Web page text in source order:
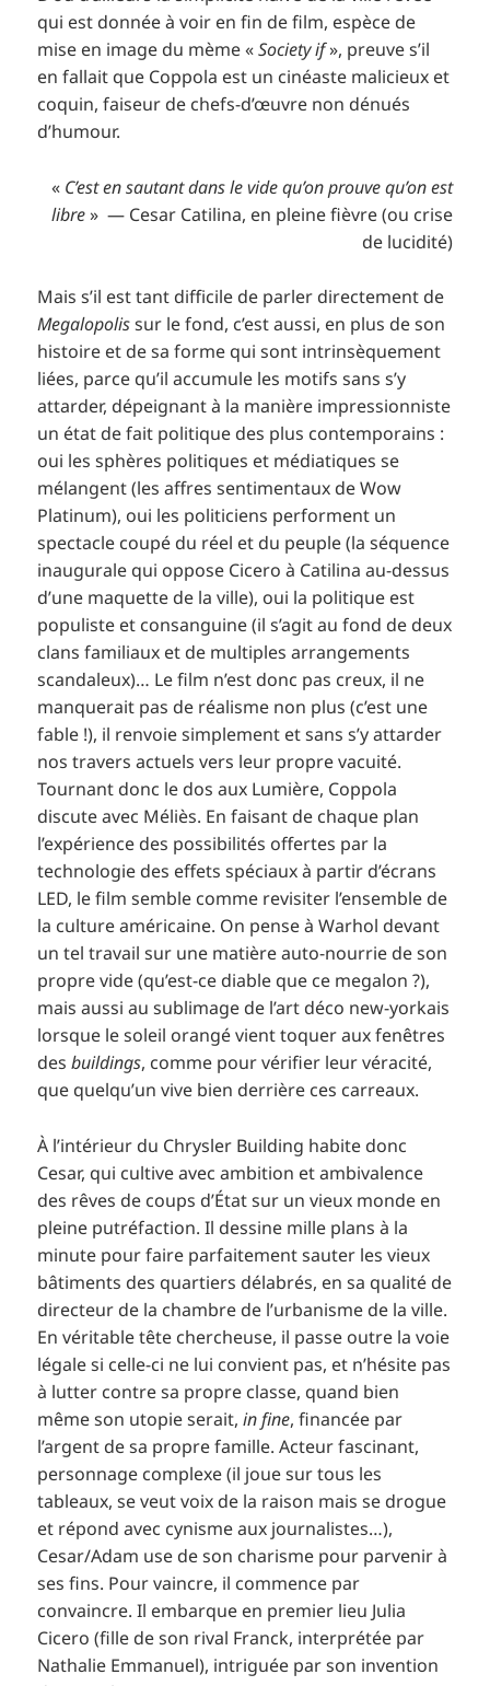
qui est donnée à voir en fin de film, espèce de
mise en image du mème «Society if», preuve s’il
en fallait que Coppola est un cinéaste malicieux et
coquin, faiseur de chefs-d’œuvre non dénués
d’humour.
« C’est en sautant dans le vide qu’on prouve qu’on est
libre» — Cesar Catilina, en pleine fièvre (ou crise
de lucidité)
Mais s’il est tant difficile de parler directement de
Megalopolissur le fond, c’est aussi, en plus de son
histoire et de sa forme qui sont intrinsèquement
liées, parce qu’il accumule les motifs sans s’y
attarder, dépeignant à la manière impressionniste
un état de fait politique des plus contemporains :
oui les sphères politiques et médiatiques se
mélangent (les affres sentimentaux de Wow
Platinum), oui les politiciens performent un
spectacle coupé du réel et du peuple (la séquence
inaugurale qui oppose Cicero à Catilina au-dessus
d’une maquette de la ville), oui la politique est
populiste et consanguine (il s’agit au fond de deux
clans familiaux et de multiples arrangements
scandaleux)… Le film n’est donc pas creux, il ne
manquerait pas de réalisme non plus (c’est une
fable !), il renvoie simplement et sans s’y attarder
nos travers actuels vers leur propre vacuité.
Tournant donc le dos aux Lumière, Coppola
discute avec Méliès. En faisant de chaque plan
l’expérience des possibilités offertes par la
technologie des effets spéciaux à partir d’écrans
LED, le film semble comme revisiter l’ensemble de
la culture américaine. On pense à Warhol devant
un tel travail sur une matière auto-nourrie de son
propre vide (qu’est-ce diable que ce megalon ?),
mais aussi au sublimage de l’art déco new-yorkais
lorsque le soleil orangé vient toquer aux fenêtres
desbuildings, comme pour vérifier leur véracité,
que quelqu’un vive bien derrière ces carreaux.
À l’intérieur du Chrysler Building habite donc
Cesar, qui cultive avec ambition et ambivalence
des rêves de coups d’État sur un vieux monde en
pleine putréfaction. Il dessine mille plans à la
minute pour faire parfaitement sauter les vieux
bâtiments des quartiers délabrés, en sa qualité de
directeur de la chambre de l’urbanisme de la ville.
En véritable tête chercheuse, il passe outre la voie
légale si celle-ci ne lui convient pas, et n’hésite pas
à lutter contre sa propre classe, quand bien
même son utopie serait,in fine, financée par
l’argent de sa propre famille. Acteur fascinant,
personnage complexe (il joue sur tous les
tableaux, se veut voix de la raison mais se drogue
et répond avec cynisme aux journalistes…),
Cesar/Adam use de son charisme pour parvenir à
ses fins. Pour vaincre, il commence par
convaincre. Il embarque en premier lieu Julia
Cicero (fille de son rival Franck, interprétée par
Nathalie Emmanuel), intriguée par son invention